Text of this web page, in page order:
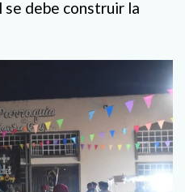
se debe construir la